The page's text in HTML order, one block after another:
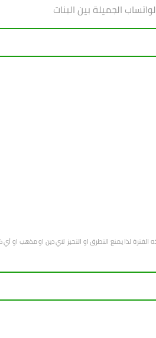
الجميلة بين البنات
الفترة لذا يمنع التطرق او التحيز لاي دين او